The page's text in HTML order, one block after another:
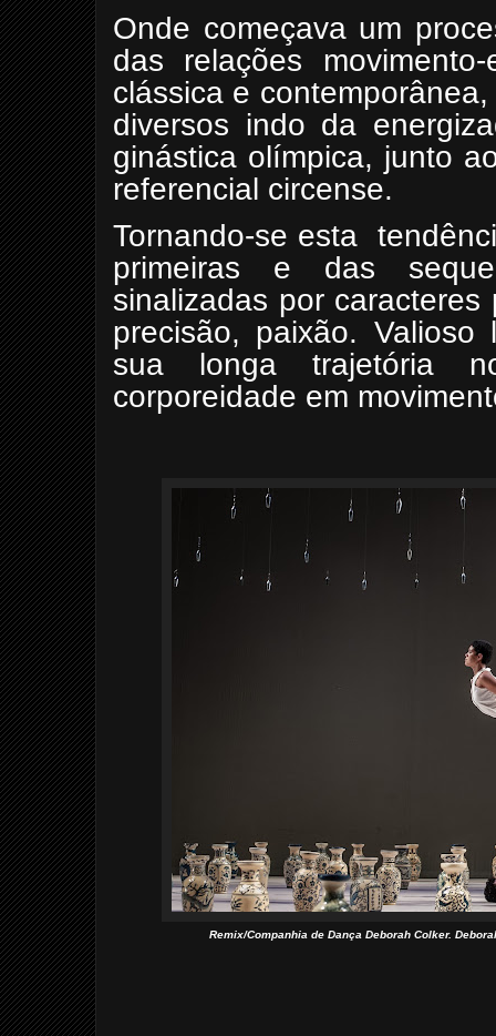
Onde começava um
das relações
clássica e
diversos indo da
ginástica olímpica, junto
referencial circense.
Tornando-se esta
primeiras e das
sinalizadas por
precisão, paixão.
sua longa trajetória
corporeidade em
Remix/Companhia de Dança Deborah Colker.